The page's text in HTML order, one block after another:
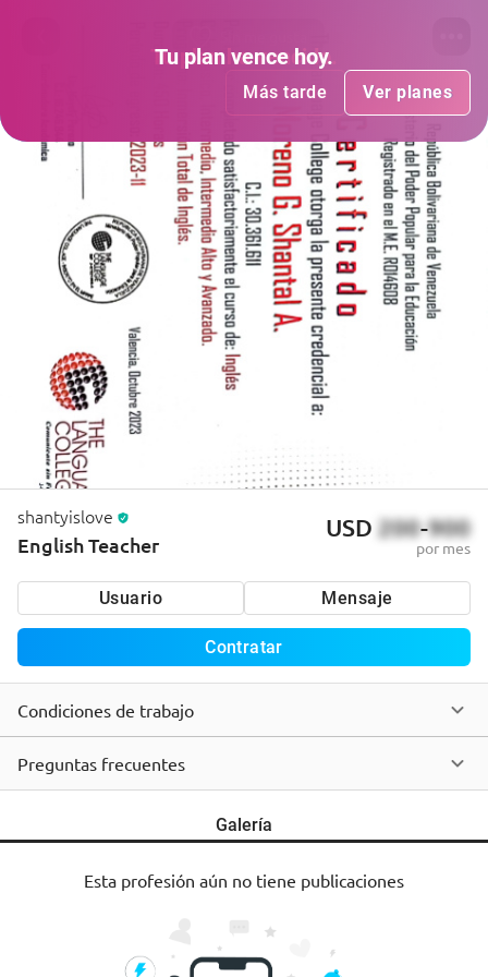
Tu plan ha vencido.
Más tarde Ver planes
Tu plan vence hoy.
Más tarde Ver planes
shantyislove
English Teacher
USD 200-900
por mes
Usuario Mensaje
Contratar
Condiciones de trabajo
Preguntas frecuentes
Galería
Esta profesión aún no tiene publicaciones